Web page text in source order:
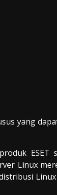
yang
ESET
Linux